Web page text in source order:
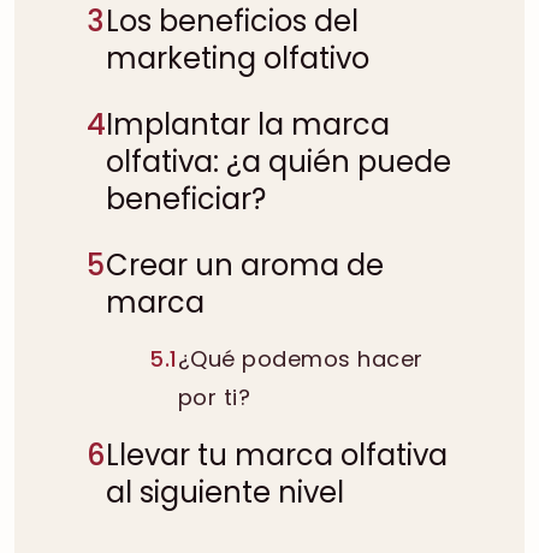
3Los beneficios del
marketing olfativo
4Implantar la marca
olfativa: ¿a quién puede
beneficiar?
5Crear un aroma de
marca
5.1¿Qué podemos hacer
por ti?
6Llevar tu marca olfativa
al siguiente nivel